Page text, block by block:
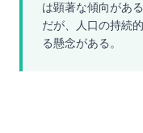
は顕著な傾向があ
だが、人口の持続
る懸念がある。